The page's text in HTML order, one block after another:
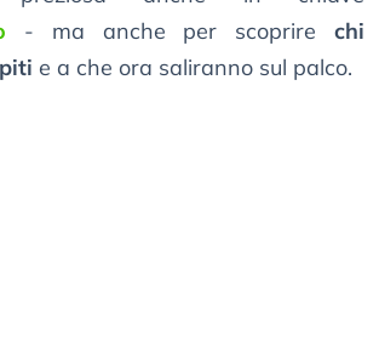
- ma anche per scoprire chi
e a che ora saliranno sul palco.